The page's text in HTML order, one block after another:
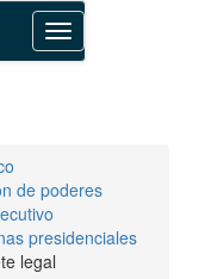
Toggle
navigation
de poderes
presidenciales
legal